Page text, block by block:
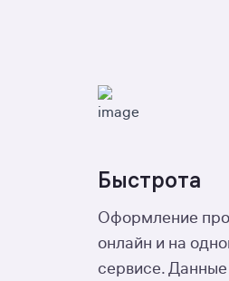
Быстрота
Оформление
онлайн и на
сервисе. Данные